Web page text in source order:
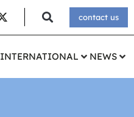
contact us
INTERNATIONAL NEWS